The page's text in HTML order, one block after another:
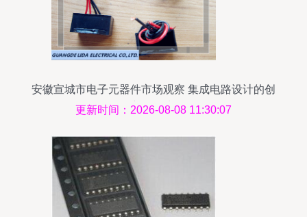
安徽宣城市电子元器件市场观察 集成电路设计的创
新驱动力
更新时间：2026-08-08 11:30:07